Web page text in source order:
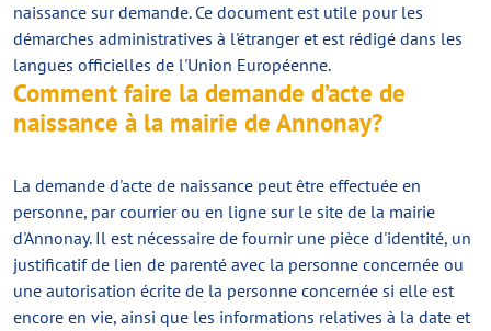
naissance sur demande. Ce document est utile pour les
démarches administratives à l'étranger et est rédigé dans les
langues officielles de l'Union Européenne.
Comment faire la demande d’acte de
naissance à la mairie de Annonay?
La demande d'acte de naissance peut être effectuée en
personne, par courrier ou en ligne sur le site de la mairie
d'Annonay. Il est nécessaire de fournir une pièce d'identité, un
justificatif de lien de parenté avec la personne concernée ou
une autorisation écrite de la personne concernée si elle est
encore en vie, ainsi que les informations relatives à la date et